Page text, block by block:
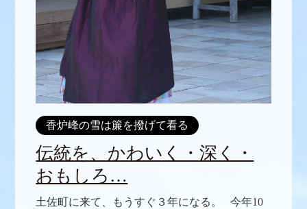
香炉峰の雪は簾を撥げて看る
伝統を、かわいく・深く・
おもしろ…
土佐町に来て、もうすぐ３年になる。 今年10